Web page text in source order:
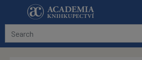
Skip to main content